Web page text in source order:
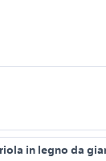
in legno da